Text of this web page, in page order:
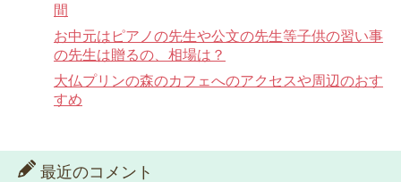
間
お中元はピアノの先生や公文の先生等子供の習い事
の先生は贈るの、相場は？
大仏プリンの森のカフェへのアクセスや周辺のおす
すめ
最近のコメント